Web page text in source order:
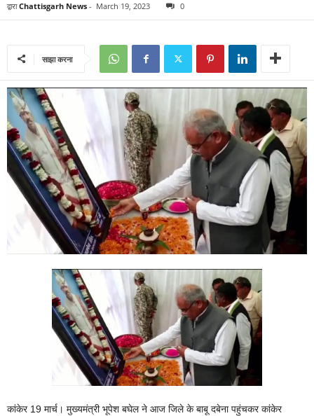
द्वारा Chattisgarh News - March 19, 2023 0
साझा करना
कांकेर 19 मार्च। मुख्यमंत्री भूपेश बघेल ने आज जिले के बाबू दबेना पहुंचकर कांकेर